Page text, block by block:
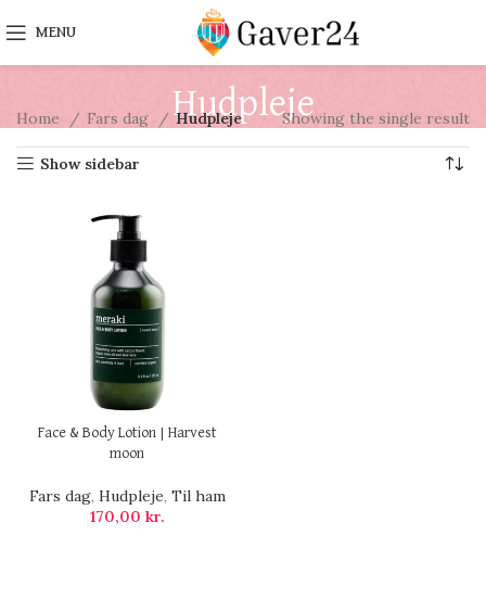
MENU
Hudpleje
Home Fars dag Hudpleje Showing the single result
Show sidebar
Face & Body Lotion | Harvest
moon
Fars dag, Hudpleje, Til ham
170,00 kr.